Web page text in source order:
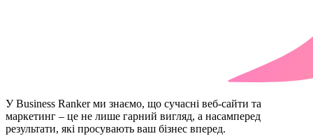
У Business Ranker ми знаємо, що сучасні веб-сайти та
маркетинг – це не лише гарний вигляд, а насамперед
результати, які просувають ваш бізнес вперед.